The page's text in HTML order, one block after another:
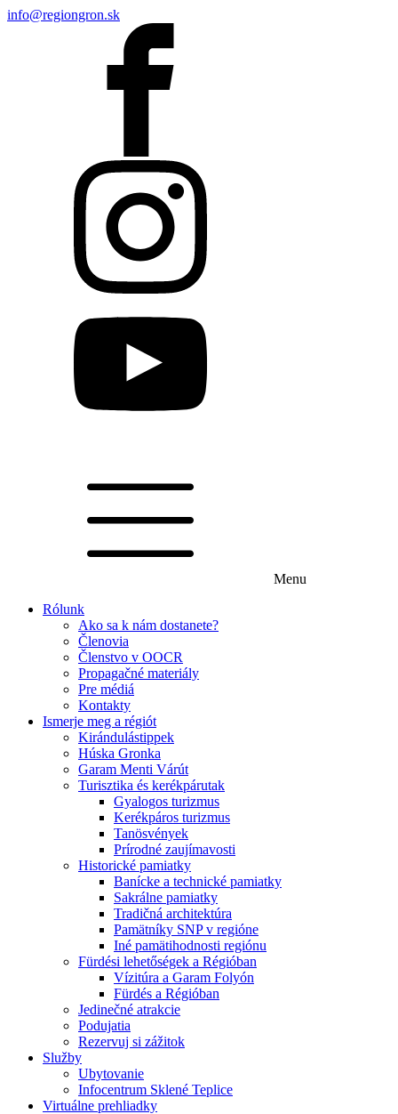
info@regiongron.sk
Menu
Rólunk
Ako sa k nám dostanete?
Členovia
Členstvo v OOCR
Propagačné materiály
Pre médiá
Kontakty
Ismerje meg a régiót
Kirándulástippek
Húska Gronka
Garam Menti Várút
Turisztika és kerékpárutak
Gyalogos turizmus
Kerékpáros turizmus
Tanösvények
Prírodné zaujímavosti
Historické pamiatky
Banícke a technické pamiatky
Sakrálne pamiatky
Tradičná architektúra
Pamätníky SNP v regióne
Iné pamätihodnosti regiónu
Fürdési lehetőségek a Régióban
Vízitúra a Garam Folyón
Fürdés a Régióban
Jedinečné atrakcie
Podujatia
Rezervuj si zážitok
Služby
Ubytovanie
Infocentrum Sklené Teplice
Virtuálne prehliadky